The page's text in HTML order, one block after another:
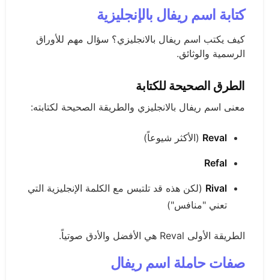
كتابة اسم ريفال بالإنجليزية
كيف يكتب اسم ريفال بالانجليزي؟ سؤال مهم للأوراق
الرسمية والوثائق.
الطرق الصحيحة للكتابة
معنى اسم ريفال بالانجليزي والطريقة الصحيحة لكتابته:
Reval (الأكثر شيوعاً)
Refal
Rival (لكن هذه قد تلتبس مع الكلمة الإنجليزية التي
تعني "منافس")
الطريقة الأولى Reval هي الأفضل والأدق صوتياً.
صفات حاملة اسم ريفال